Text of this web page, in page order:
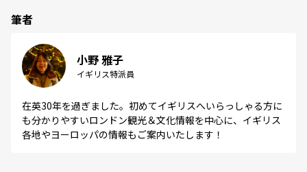
筆者
小野 雅子
イギリス特派員
在英30年を過ぎました。初めてイギリスへいらっしゃる方に
も分かりやすいロンドン観光＆文化情報を中心に、イギリス
各地やヨーロッパの情報もご案内いたします！